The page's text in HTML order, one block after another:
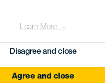
Learn More →
Disagree and close
Agree and close